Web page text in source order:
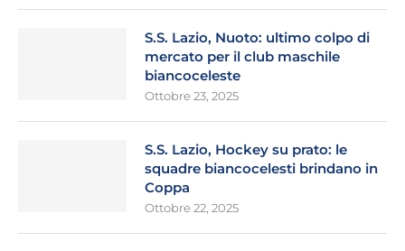
S.S. Lazio, Nuoto: ultimo colpo di
mercato per il club maschile
biancoceleste
Ottobre 23, 2025
S.S. Lazio, Hockey su prato: le
squadre biancocelesti brindano in
Coppa
Ottobre 22, 2025